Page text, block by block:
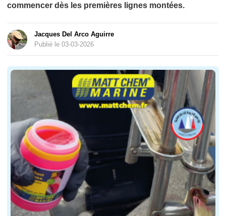
commencer dès les premières lignes montées.
Jacques Del Arco Aguirre
Publié le 03-03-2026